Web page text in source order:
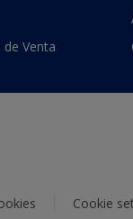
Venta
Cookie